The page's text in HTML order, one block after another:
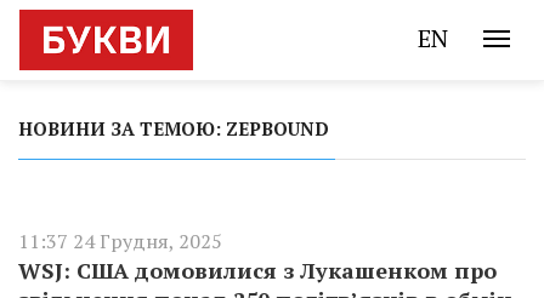
EN
НОВИНИ ЗА ТЕМОЮ: ZEPBOUND
11:37 24 Грудня, 2025
WSJ: США домовилися з Лукашенком про